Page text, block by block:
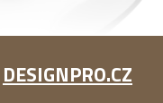
DESIGNPRO.CZ